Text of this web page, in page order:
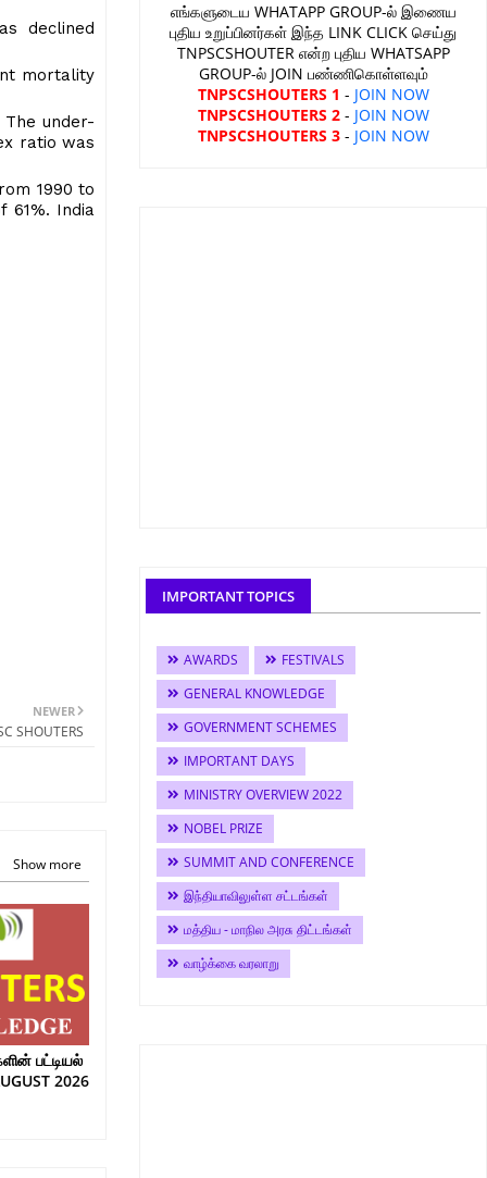
declined
mortality
under-
ratio was
1990 to
61%. India
NEWER
SHOUTERS
Show more
பட்டியல்
2026
எங்களுடைய WHATAPP GROUP-ல் இணைய
புதிய உறுப்பினர்கள் இந்த LINK CLICK செய்து
TNPSCSHOUTER என்ற புதிய WHATSAPP
GROUP-ல் JOIN பண்ணிகொள்ளவும்
TNPSCSHOUTERS 1 - JOIN NOW
TNPSCSHOUTERS 2- JOIN NOW
TNPSCSHOUTERS 3- JOIN NOW
IMPORTANT TOPICS
AWARDS
FESTIVALS
GENERAL KNOWLEDGE
GOVERNMENT SCHEMES
IMPORTANT DAYS
MINISTRY OVERVIEW 2022
NOBEL PRIZE
SUMMIT AND CONFERENCE
இந்தியாவிலுள்ள சட்டங்கள்
மத்திய - மாநில அரசு திட்டங்கள்
வாழ்க்கை வரலாறு